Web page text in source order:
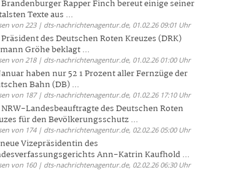
Rapper Finch bereut einige seiner
Texte aus ...
von 223 | dts-nachrichtenagentur.de, 01.02.26 09:01 Uhr
des Deutschen Roten Kreuzes (DRK)
Gröhe beklagt ...
von 218 | dts-nachrichtenagentur.de, 01.02.26 01:00 Uhr
haben nur 52 1 Prozent aller Fernzüge der
Bahn (DB) ...
von 187 | dts-nachrichtenagentur.de, 01.02.26 17:10 Uhr
Landesbeauftragte des Deutschen Roten
für den Bevölkerungsschutz ...
von 174 | dts-nachrichtenagentur.de, 02.02.26 05:00 Uhr
Vizepräsidentin des
Ann-Katrin Kaufhold ...
von 160 | dts-nachrichtenagentur.de, 02.02.26 06:30 Uhr